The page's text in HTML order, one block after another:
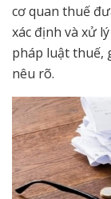
cơ quan thuế
xác định và xử
pháp luật thuế,
nêu rõ.